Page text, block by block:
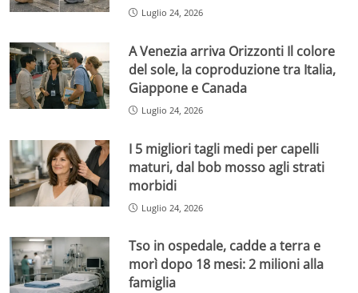
Luglio 24, 2026
A Venezia arriva Orizzonti Il colore
del sole, la coproduzione tra Italia,
Giappone e Canada
Luglio 24, 2026
I 5 migliori tagli medi per capelli
maturi, dal bob mosso agli strati
morbidi
Luglio 24, 2026
Tso in ospedale, cadde a terra e
morì dopo 18 mesi: 2 milioni alla
famiglia